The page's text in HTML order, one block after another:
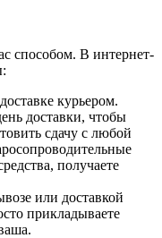
способом. В интернет-
курьером.
доставки, чтобы
сдачу с любой
получаете
или доставкой
прикладываете